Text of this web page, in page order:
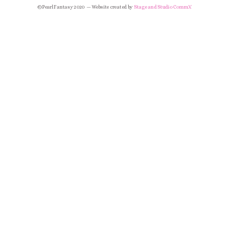
© Pearl Fantasy 2020 — Website created by Stage and Studio Comm.V.